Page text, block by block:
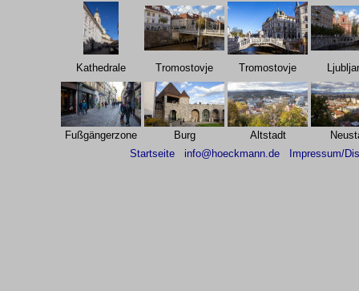
Kathedrale Tromostovje Tromostovje
Fußgängerzone Burg Altstadt
Startseite
info@hoeckmann.de Impressum/